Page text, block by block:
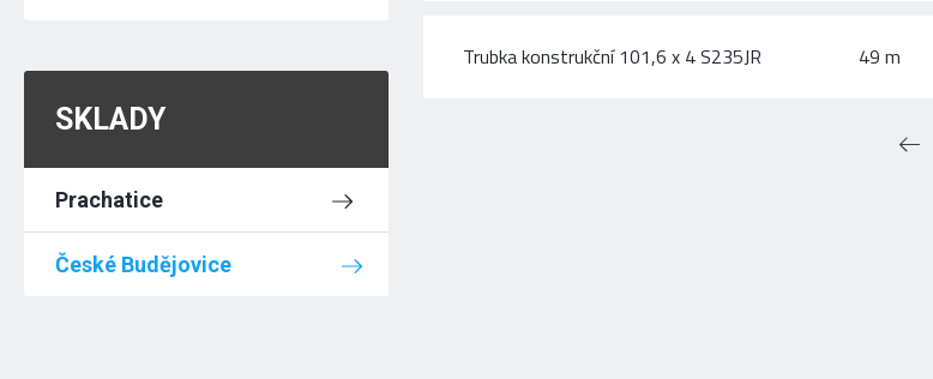
SKLADY
Prachatice
České Budějovice
Trubka konstrukční 101,6 x 4 S235JR 49 m